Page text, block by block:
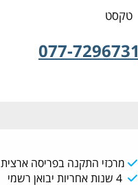
077-7296731
טקסט
מרכזי התקנה בפריסה ארצית